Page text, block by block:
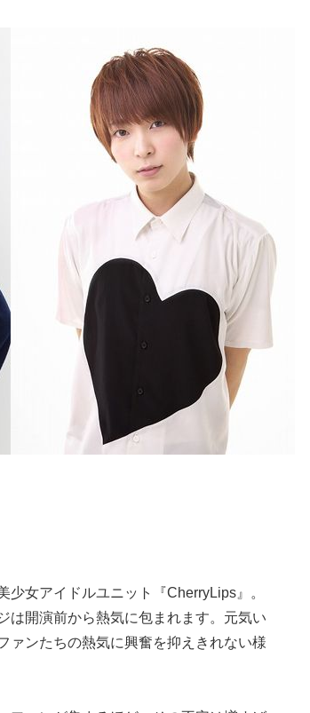
女アイドルユニット『CherryLips』。
は開演前から熱気に包まれます。元気い
ァンたちの熱気に興奮を抑えきれない様